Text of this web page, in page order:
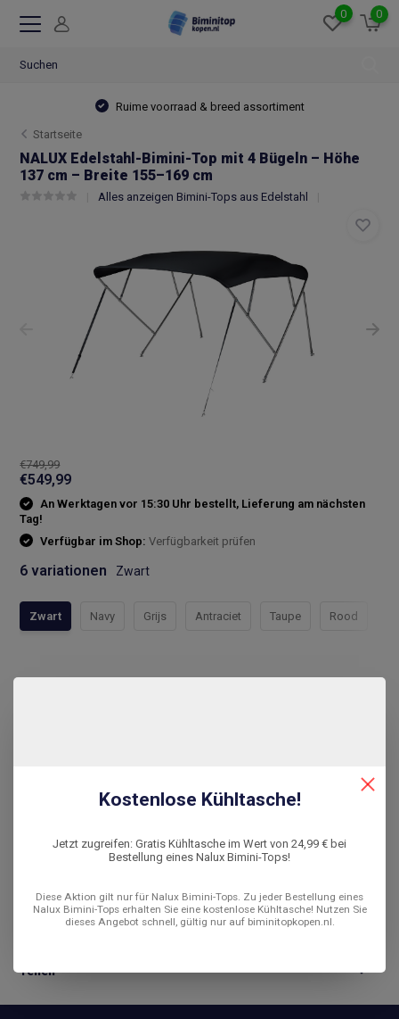
0 0
Ruime voorraad & breed assortiment
Startseite
NALUX Edelstahl-Bimini-Top mit 4 Bügeln – Höhe
137 cm – Breite 155–169 cm
Alles anzeigen Bimini-Tops aus Edelstahl
€749,99
€549,99
An Werktagen vor 15:30 Uhr bestellt, Lieferung am nächsten
Tag!
Verfügbar im Shop:Verfügbarkeit prüfen
6 variationen Zwart
Zwart Navy Grijs Antraciet Taupe Rood
Vergleichen
Bewertungen
Teilen
Kostenlose Kühltasche!
Jetzt zugreifen: Gratis Kühltasche im Wert von 24,99 € bei
Bestellung eines Nalux Bimini-Tops!
Diese Aktion gilt nur für Nalux Bimini-Tops. Zu jeder Bestellung eines
Nalux Bimini-Tops erhalten Sie eine kostenlose Kühltasche! Nutzen Sie
dieses Angebot schnell, gültig nur auf biminitopkopen.nl.